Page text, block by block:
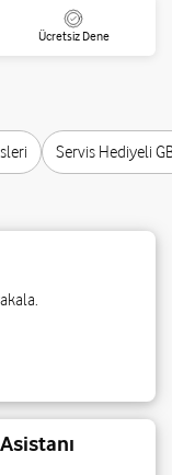
Ücretsiz Dene
Servis Hediyeli